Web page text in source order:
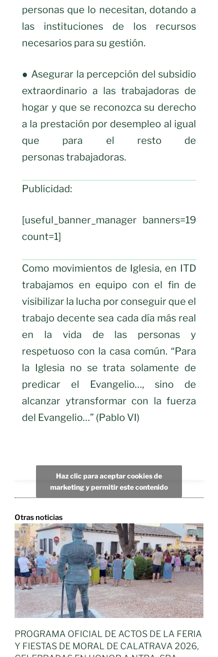
personas que lo necesitan, dotando a
las instituciones de los recursos
necesarios para su gestión.
● Asegurar la percepción del subsidio
extraordinario a las trabajadoras de
hogar y que se reconozca su derecho
a la prestación por desempleo al igual
que para el resto de
personas trabajadoras.
Publicidad:
[useful_banner_manager banners=19
count=1]
Como movimientos de Iglesia, en ITD
trabajamos en equipo con el fin de
visibilizar la lucha por conseguir que el
trabajo decente sea cada día más real
en la vida de las personas y
respetuoso con la casa común. “Para
la Iglesia no se trata solamente de
predicar el Evangelio…, sino de
alcanzar ytransformar con la fuerza
del Evangelio…” (Pablo VI)
Haz clic para aceptar cookies de
marketing y permitir este contenido
Otras noticias
PROGRAMA OFICIAL DE ACTOS DE LA FERIA
Y FIESTAS DE MORAL DE CALATRAVA 2026,